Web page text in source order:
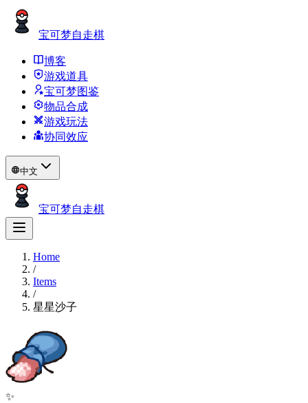
宝可梦自走棋
博客
游戏道具
宝可梦图鉴
物品合成
游戏玩法
协同效应
中文
宝可梦自走棋
Home
/
Items
/
星星沙子
✨